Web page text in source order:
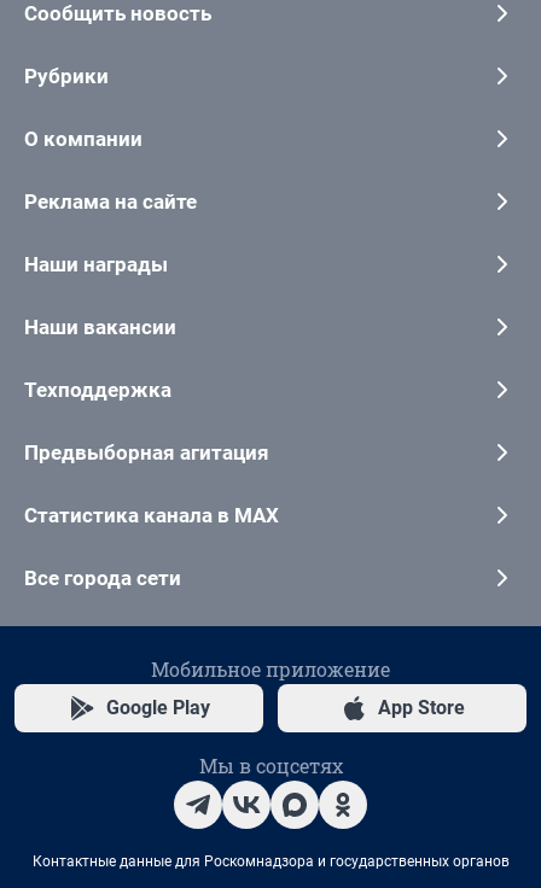
Сообщить новость
Рубрики
О компании
Реклама на сайте
Наши награды
Наши вакансии
Техподдержка
Предвыборная агитация
Статистика канала в MAX
Все города сети
Мобильное приложение
Google Play App Store
Мы в соцсетях
Контактные данные для Роскомнадзора и государственных органов